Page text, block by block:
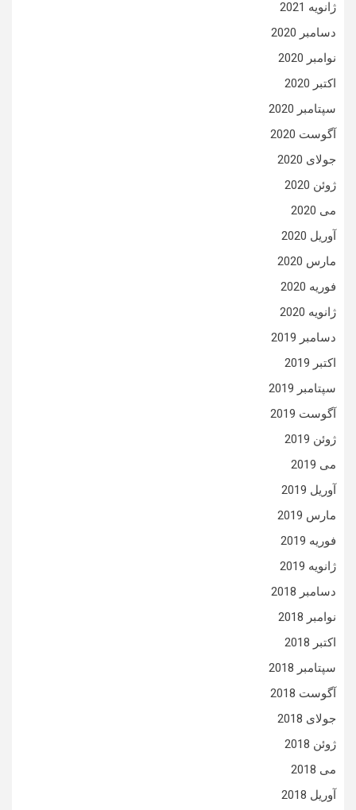
ژانویه 2021
دسامبر 2020
نوامبر 2020
اکتبر 2020
سپتامبر 2020
آگوست 2020
جولای 2020
ژوئن 2020
می 2020
آوریل 2020
مارس 2020
فوریه 2020
ژانویه 2020
دسامبر 2019
اکتبر 2019
سپتامبر 2019
آگوست 2019
ژوئن 2019
می 2019
آوریل 2019
مارس 2019
فوریه 2019
ژانویه 2019
دسامبر 2018
نوامبر 2018
اکتبر 2018
سپتامبر 2018
آگوست 2018
جولای 2018
ژوئن 2018
می 2018
آوریل 2018